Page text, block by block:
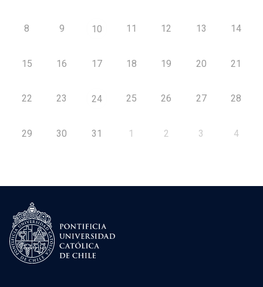
8 9 10 11 12 13 14
15 16 17 18 19 20 21
22 23 24 25 26 27 28
29 30 31 1 2 3 4